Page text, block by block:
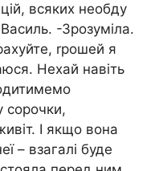
всяких необду
-Зрозуміла.
rрошей я
Нехай навіть
сорочки,
І якщо вона
– взагалі буде